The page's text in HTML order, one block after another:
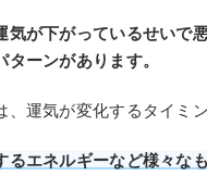
気が下がっているせいで
ーンがあります。
運気が変化するタイミ
るエネルギーなど様々な